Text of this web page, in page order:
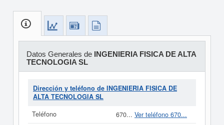
Datos Generales de INGENIERIA FISICA DE ALTA
TECNOLOGIA SL
Dirección y teléfono de INGENIERIA FISICA DE
ALTA TECNOLOGIA SL
Teléfono
670... Ver teléfono 670...